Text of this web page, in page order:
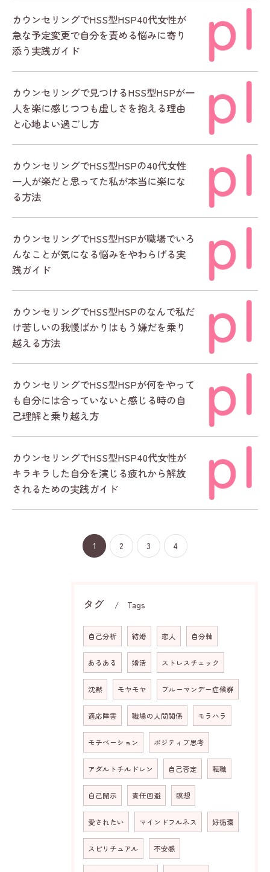
カウンセリングでHSS型HSP40代女性が
急な予定変更で自分を責める悩みに寄り
添う実践ガイド
カウンセリングで見つけるHSS型HSPが一
人を楽に感じつつも虚しさを抱える理由
と心地よい過ごし方
カウンセリングでHSS型HSPの40代女性
一人が楽だと思ってた私が本当に楽にな
る方法
カウンセリングでHSS型HSPが職場でいろ
んなことが気になる悩みをやわらげる実
践ガイド
カウンセリングでHSS型HSPのなんで私だ
け苦しいの我慢ばかりはもう嫌だを乗り
越える方法
カウンセリングでHSS型HSPが何をやって
も自分には合っていないと感じる時の自
己理解と乗り越え方
カウンセリングでHSS型HSP40代女性が
キラキラした自分を演じる疲れから解放
されるための実践ガイド
1 2 3 4
タグ Tags
自己分析 結婚 恋人 自分軸
あるある 婚活 ストレスチェック
沈黙 モヤモヤ ブルーマンデー症候群
適応障害 職場の人間関係 モラハラ
モチベーション ポジティブ思考
アダルトチルドレン 自己否定 転職
自己開示 責任回避 瞑想
愛されたい マインドフルネス 好循環
スピリチュアル 不安感